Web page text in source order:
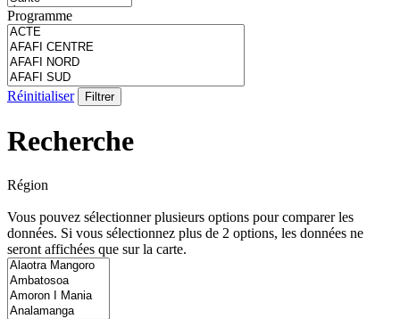
Programme
Réinitialiser
Recherche
Région
Vous pouvez sélectionner plusieurs options pour comparer les
données. Si vous sélectionnez plus de 2 options, les données ne
seront affichées que sur la carte.